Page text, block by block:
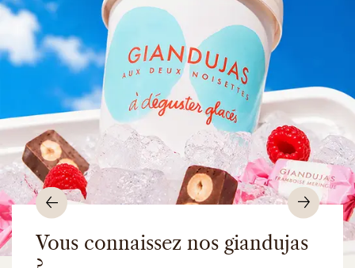
Vous connaissez nos giandujas
Précédent